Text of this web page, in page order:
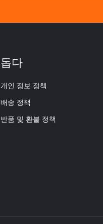
돕다
개인 정보 정책
배송 정책
반품 및 환불 정책